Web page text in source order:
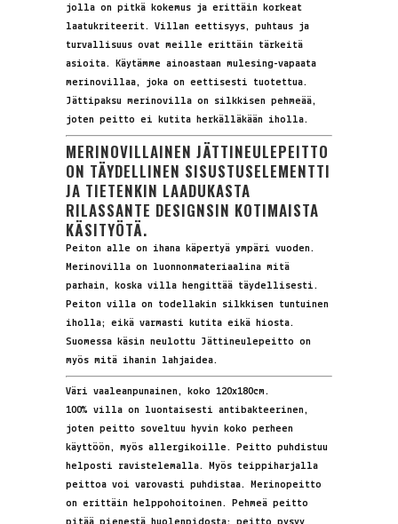
jolla on pitkä kokemus ja erittäin korkeat
laatukriteerit. Villan eettisyys, puhtaus ja
turvallisuus ovat meille erittäin tärkeitä
asioita. Käytämme ainoastaan mulesing-vapaata
merinovillaa, joka on eettisesti tuotettua.
Jättipaksu merinovilla on silkkisen pehmeää,
joten peitto ei kutita herkälläkään iholla.
MERINOVILLAINEN JÄTTINEULEPEITTO
ON TÄYDELLINEN SISUSTUSELEMENTTI
JA TIETENKIN LAADUKASTA
RILASSANTE DESIGNSIN KOTIMAISTA
KÄSITYÖTÄ.
Peiton alle on ihana käpertyä ympäri vuoden.
Merinovilla on luonnonmateriaalina mitä
parhain, koska villa hengittää täydellisesti.
Peiton villa on todellakin silkkisen tuntuinen
iholla; eikä varmasti kutita eikä hiosta.
Suomessa käsin neulottu Jättineulepeitto on
myös mitä ihanin lahjaidea.
Väri vaaleanpunainen, koko 120x180cm.
100% villa on luontaisesti antibakteerinen,
joten peitto soveltuu hyvin koko perheen
käyttöön, myös allergikoille. Peitto puhdistuu
helposti ravistelemalla. Myös teippiharjalla
peittoa voi varovasti puhdistaa. Merinopeitto
on erittäin helppohoitoinen. Pehmeä peitto